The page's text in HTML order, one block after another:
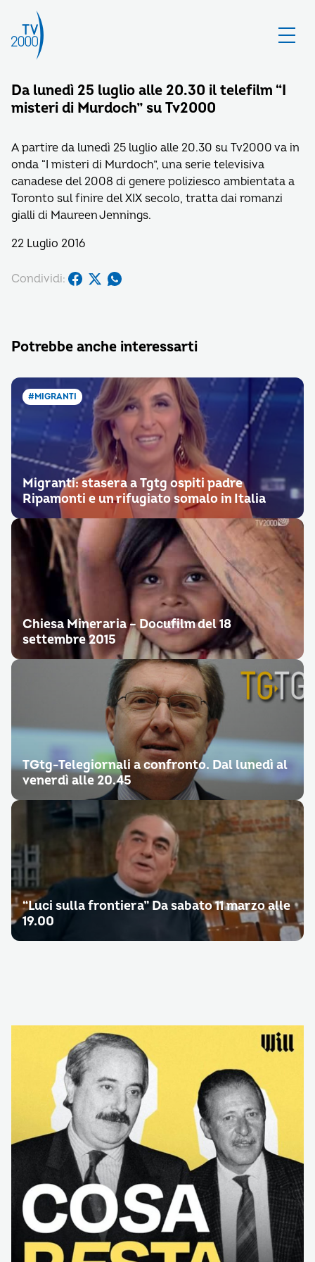
Da lunedì 25 luglio alle 20.30 il telefilm “I
misteri di Murdoch” su Tv2000
A partire da lunedì 25 luglio alle 20.30 su Tv2000 va in
onda “I misteri di Murdoch”, una serie televisiva
canadese del 2008 di genere poliziesco ambientata a
Toronto sul finire del XIX secolo, tratta dai romanzi
gialli di Maureen Jennings.
22 Luglio 2016
Condividi:
Potrebbe anche interessarti
#MIGRANTI
Migranti: stasera a Tgtg ospiti padre
Ripamonti e un rifugiato somalo in Italia
Chiesa Mineraria – Docufilm del 18
settembre 2015
TGtg-Telegiornali a confronto. Dal lunedì al
venerdì alle 20.45
“Luci sulla frontiera” Da sabato 11 marzo alle
19.00